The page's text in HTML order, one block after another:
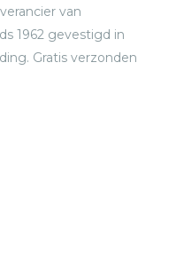
van
1962 gevestigd in
Gratis verzonden